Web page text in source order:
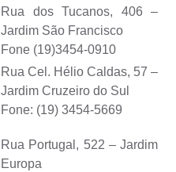
Rua dos Tucanos, 406 –
Jardim São Francisco
Fone (19)3454-0910
Rua Cel. Hélio Caldas, 57 –
Jardim Cruzeiro do Sul
Fone: (19) 3454-5669
Rua Portugal, 522 – Jardim
Europa